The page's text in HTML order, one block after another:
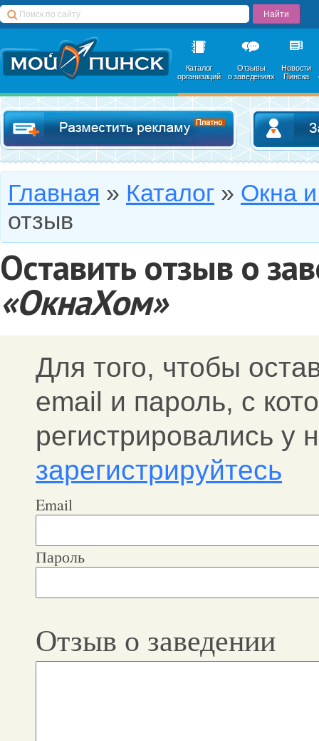
Каталог
организаций
Отзывы
о заведениях
Новости
Пинска
Добавить в
Главная » Каталог » Окна
отзыв
Оставить отзыв о
«ОкнаХом»
Для того, чтобы
email и пароль, c
регистрировались у
зарегистрируйтесь
Email
Пароль
Отзыв о заведении